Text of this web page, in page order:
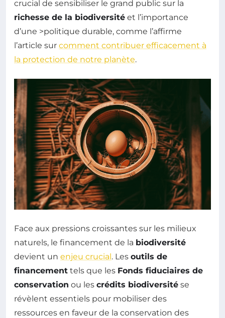
crucial de sensibiliser le grand public sur la
richesse de la biodiversité et l’importance
d’une >politique durable, comme l’affirme
l’article sur comment contribuer efficacement à
la protection de notre planète.
Face aux pressions croissantes sur les milieux
naturels, le financement de la biodiversité
devient un enjeu crucial. Les outils de
financement tels que les Fonds fiduciaires de
conservation ou les crédits biodiversité se
révèlent essentiels pour mobiliser des
ressources en faveur de la conservation des